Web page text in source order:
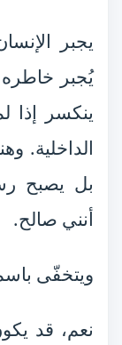
يجبر
يُجبر
ينكسر إذا
الداخلية.
بل يصبح
أنني صالح.
ويتخفّى
نعم، قد